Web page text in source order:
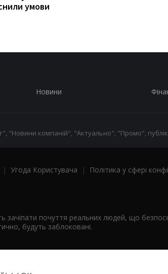
умови
Новини
"Новини компаній", "Актуально", "Промо",
| Угода Користувача |
Політика у сфері
почуття реальних людей, що
будуть заблоковані.